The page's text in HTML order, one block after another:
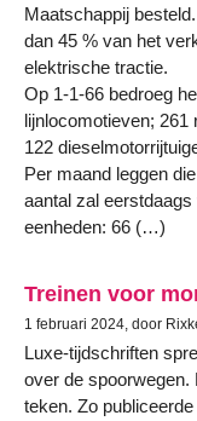
Maatschappij
dan 45 % van het
elektrische tractie.
Op 1-1-66 bedroeg
lijnlocomotieven; 261
122
Per maand leggen
aantal zal
eenheden: 66 (…)
Treinen voor
1 februari 2024, door
Luxe-tijdschriften
over de spoorwegen.
teken. Zo